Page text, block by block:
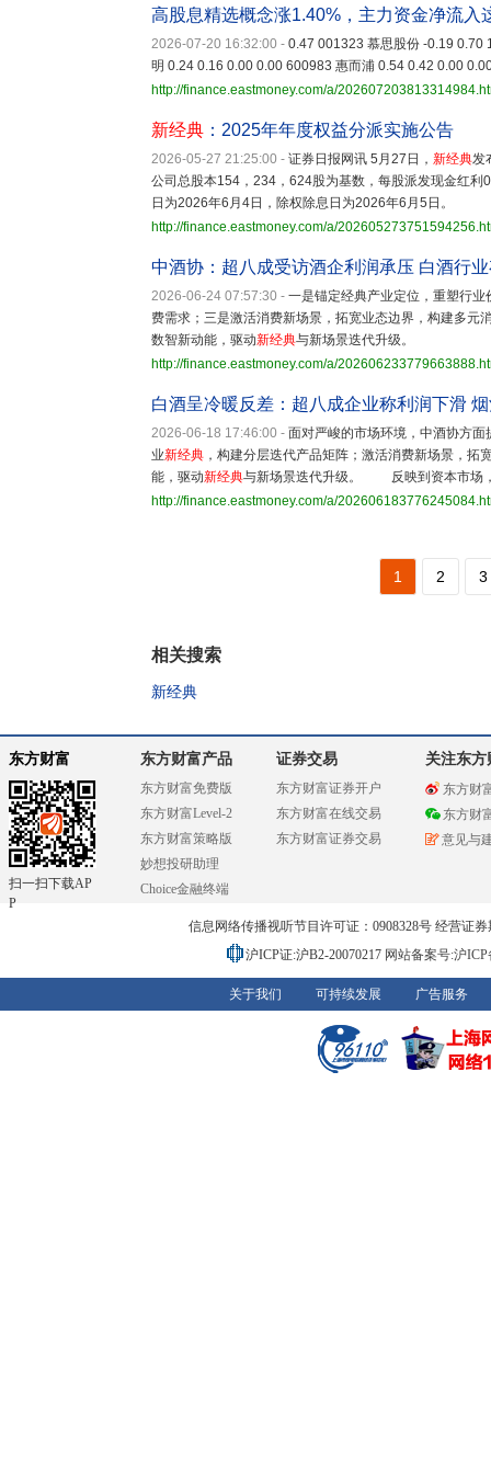
高股息精选概念涨1.40%，主力资金净流入
2026-07-20 16:32:00 - 0.47 001323 慕思股份 -0.19 0.70
明 0.24 0.16 0.00 0.00 600983 惠而浦 0.54 0.42 0.00
http://finance.eastmoney.com/a/
新经典 ：2025年年度权益分派实施公告
2026-05-27 21:25:00 - 证券日报网讯 5月27日， 新经典发
公司总股本154，234，624股为基数，每股派发现金红
日为2026年6月4日，除权除息日为2026年6月5日。
http://finance.eastmoney.com/a/
中酒协：超八成受访酒企利润承压 白酒行
2026-06-24 07:57:30 - 一是锚定经典产业定位，重塑行
费需求；三是激活消费新场景，拓宽业态边界，构建多元
数智新动能，驱动新经典与新场景迭代升级。
http://finance.eastmoney.com/a/
白酒呈冷暖反差：超八成企业称利润下滑
2026-06-18 17:46:00 - 面对严峻的市场环境，中酒协方
业新经典 ，构建分层迭代产品矩阵；激活消费新场景，
能，驱动新经典与新场景迭代升级。 反映到资本市场
http://finance.eastmoney.com/a/
1 2 3
相关搜索
新经典
东方财富
扫一扫下载AP
P
东方财富产品
东方财富免费版
东方财富Level-2
东方财富策略版
妙想投研助理
Choice金融终端
证券交易
东方财富证券开户
东方财富在线交易
东方财富证券交易
关注东方
东方财
东方财
意见与
信息网络传播视听节目许可证：0908328号 经营证
沪ICP证:沪B2-20070217 网站备案号:沪
关于我们 可持续发展 广告服务